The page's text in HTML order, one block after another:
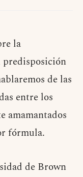
la
predisposición
de las
entre los
amamantados
fórmula.
de Brown